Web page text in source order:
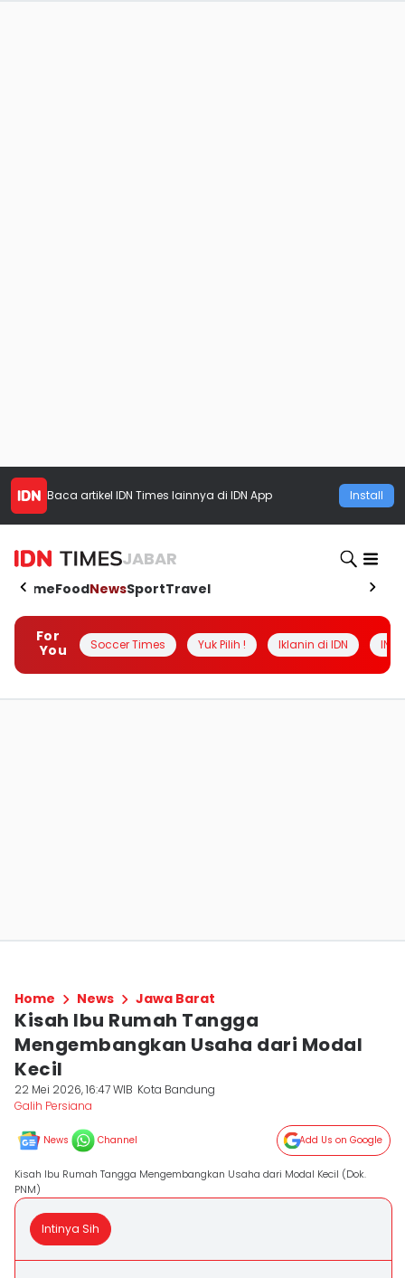
Baca artikel IDN Times lainnya di IDN App Install
JABAR
HomeFoodNewsSportTravel
For
You
Soccer Times Yuk Pilih ! Iklanin di IDN
Home News Jawa Barat
Kisah Ibu Rumah Tangga
Mengembangkan Usaha dari Modal
Kecil
22 Mei 2026, 16:47 WIB Kota Bandung
Galih Persiana
News Channel Add Us on Google
Kisah Ibu Rumah Tangga Mengembangkan Usaha dari Modal Kecil (Dok.
PNM)
Intinya Sih